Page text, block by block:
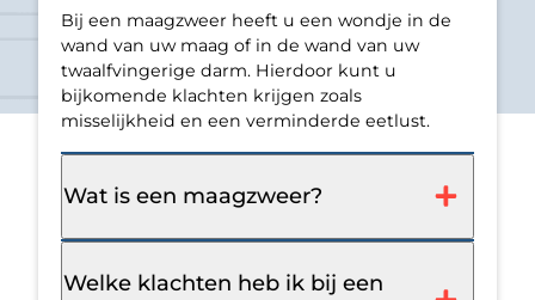
Bij een maagzweer heeft u een wondje in de
wand van uw maag of in de wand van uw
twaalfvingerige darm. Hierdoor kunt u
bijkomende klachten krijgen zoals
misselijkheid en een verminderde eetlust.
Wat is een maagzweer?
Welke klachten heb ik bij een